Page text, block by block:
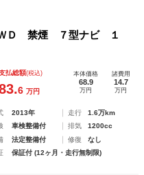
Ｄ 禁煙 ７型ナビ １
払総額(税込)
6 万円
本体価格
68.9
万円
諸費用
14.7
万円
2013年 走行
1.6万km
車検整備付 排気
1200cc
法定整備付 修復
なし
保証付 (12ヶ月・走行無制限)